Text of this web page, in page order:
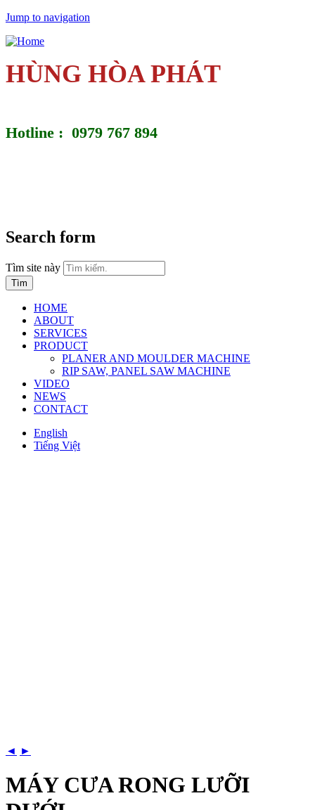
Jump to navigation
HÙNG HÒA PHÁT
Hotline : 0979 767 894
Search form
Tìm site này
HOME
ABOUT
SERVICES
PRODUCT
PLANER AND MOULDER MACHINE
RIP SAW, PANEL SAW MACHINE
VIDEO
NEWS
CONTACT
English
Tiếng Việt
◄ ►
MÁY CƯA RONG LƯỠI